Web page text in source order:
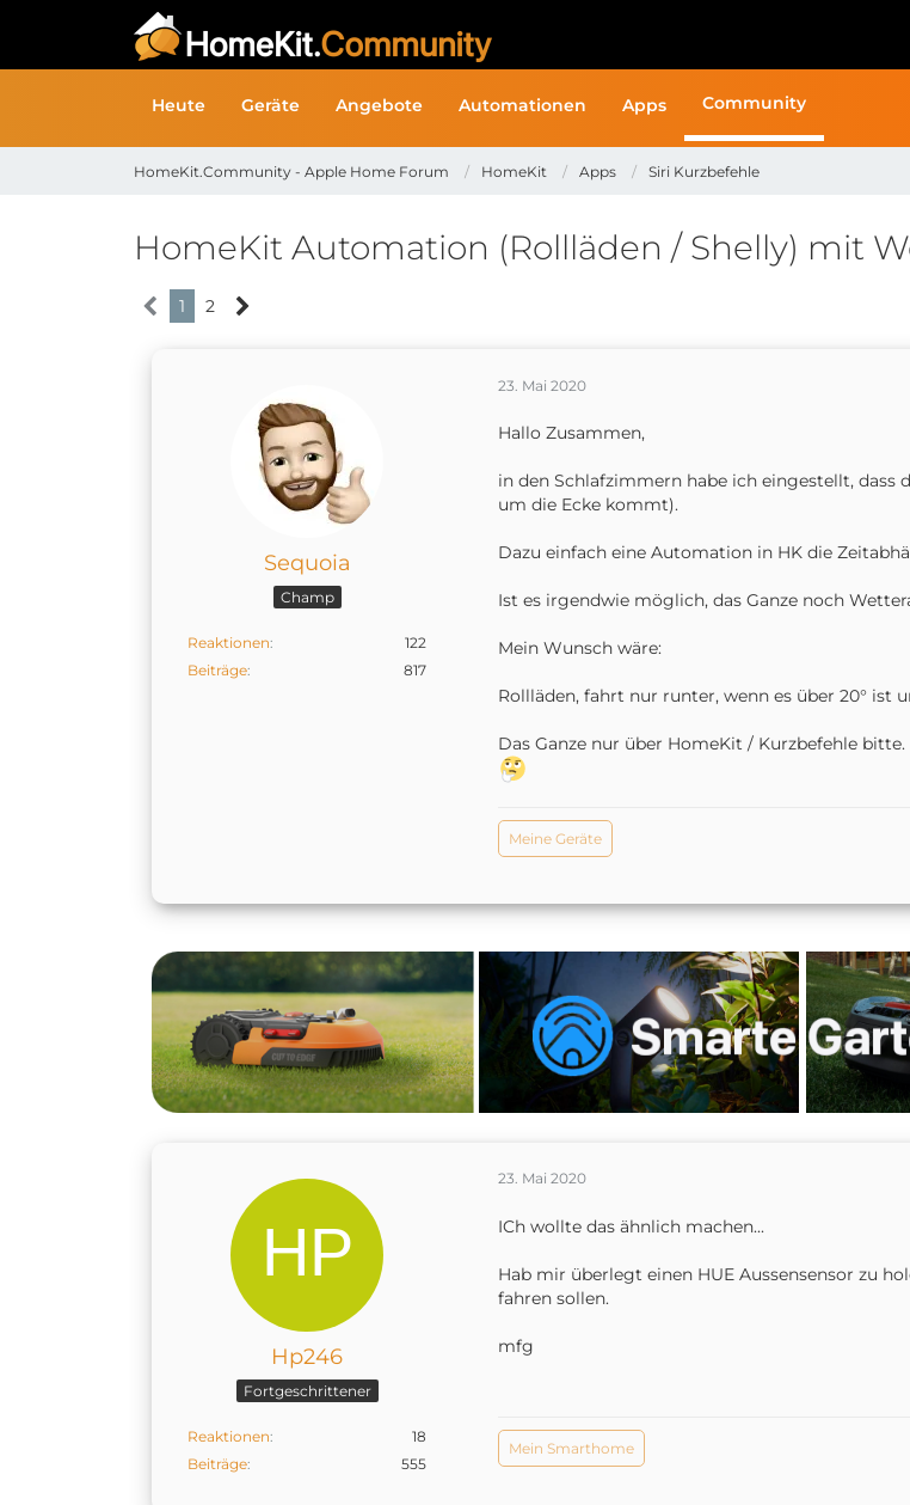
Heute Geräte Angebote Automationen Apps Community
HomeKit.Community - Apple Home Forum HomeKit Apps Siri Kurzbefehle
HomeKit Automation (Rollläden / Shelly) mit
1 2
Sequoia
Champ
Reaktionen
122
Beiträge
817
23. Mai 2020
Hallo Zusammen,
in den Schlafzimmern habe ich eingestellt, dass
um die Ecke kommt).
Dazu einfach eine Automation in HK die
Ist es irgendwie möglich, das Ganze noch
Mein Wunsch wäre:
Rollläden, fahrt nur runter, wenn es über 20° ist
Das Ganze nur über HomeKit / Kurzbefehle bitte.
Meine Geräte
Hp246
Fortgeschrittener
Reaktionen
18
Beiträge
555
23. Mai 2020
ICh wollte das ähnlich machen...
Hab mir überlegt einen HUE Aussensensor zu
fahren sollen.
mfg
Mein Smarthome